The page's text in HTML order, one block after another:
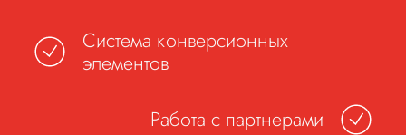
Система конверсионных
элементов
Работа с партнерами